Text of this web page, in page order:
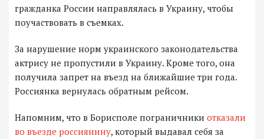
гражданка России направлялась в Украину, чтобы
поучаствовать в съемках.
За нарушение норм украинского законодательства
актрису не пропустили в Украину. Кроме того, она
получила запрет на въезд на ближайшие три года.
Россиянка вернулась обратным рейсом.
Напомним, что в Борисполе пограничники отказали
во въезде россиянину, который выдавал себя за